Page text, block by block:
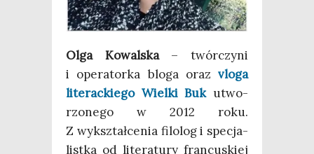
Olga Kowal­ska– twór­czy­ni
i ope­ra­tor­ka blo­ga oraz vlo­ga
lite­rac­kie­go Wiel­ki Bukutwo­
rzo­ne­go w 2012 roku.
Z wykształ­ce­nia filo­log i spe­cja­
list­ka od lite­ra­tu­ry fran­cu­skiej